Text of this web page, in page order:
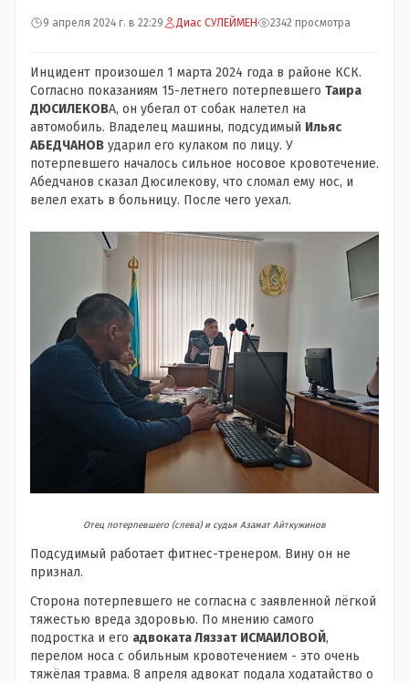
9 апреля 2024 г. в 22:29 Диас СУЛЕЙМЕН 2342 просмотра
Инцидент произошел 1 марта 2024 года в районе КСК.
Согласно показаниям 15-летнего потерпевшего Таира
ДЮСИЛЕКОВА, он убегал от собак налетел на
автомобиль. Владелец машины, подсудимый Ильяс
АБЕДЧАНОВ ударил его кулаком по лицу. У
потерпевшего началось сильное носовое кровотечение.
Абедчанов сказал Дюсилекову, что сломал ему нос, и
велел ехать в больницу. После чего уехал.
Отец потерпевшего (слева) и судья Азамат Айткужинов
Подсудимый работает фитнес-тренером. Вину он не
признал.
Сторона потерпевшего не согласна с заявленной лёгкой
тяжестью вреда здоровью. По мнению самого
подростка и его адвоката Ляззат ИСМАИЛОВОЙ,
перелом носа с обильным кровотечением - это очень
тяжёлая травма. 8 апреля адвокат подала ходатайство о